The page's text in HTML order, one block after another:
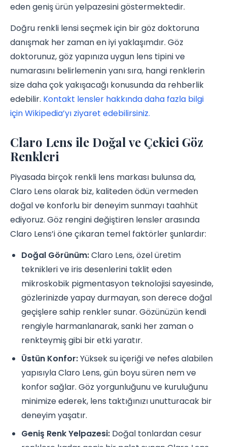
eden geniş ürün yelpazesini göstermektedir.
Doğru renkli lensi seçmek için bir göz doktoruna
danışmak her zaman en iyi yaklaşımdır. Göz
doktorunuz, göz yapınıza uygun lens tipini ve
numarasını belirlemenin yanı sıra, hangi renklerin
size daha çok yakışacağı konusunda da rehberlik
edebilir. Kontakt lensler hakkında daha fazla bilgi
için Wikipedia’yı ziyaret edebilirsiniz.
Claro Lens ile Doğal ve Çekici Göz
Renkleri
Piyasada birçok renkli lens markası bulunsa da,
Claro Lens olarak biz, kaliteden ödün vermeden
doğal ve konforlu bir deneyim sunmayı taahhüt
ediyoruz. Göz rengini değiştiren lensler arasında
Claro Lens’i öne çıkaran temel faktörler şunlardır:
Doğal Görünüm:Claro Lens, özel üretim
teknikleri ve iris desenlerini taklit eden
mikroskobik pigmentasyon teknolojisi sayesinde,
gözlerinizde yapay durmayan, son derece doğal
geçişlere sahip renkler sunar. Gözünüzün kendi
rengiyle harmanlanarak, sanki her zaman o
renkteymiş gibi bir etki yaratır.
Üstün Konfor:Yüksek su içeriği ve nefes alabilen
yapısıyla Claro Lens, gün boyu süren nem ve
konfor sağlar. Göz yorgunluğunu ve kuruluğunu
minimize ederek, lens taktığınızı unutturacak bir
deneyim yaşatır.
Geniş Renk Yelpazesi: Doğal tonlardan cesur